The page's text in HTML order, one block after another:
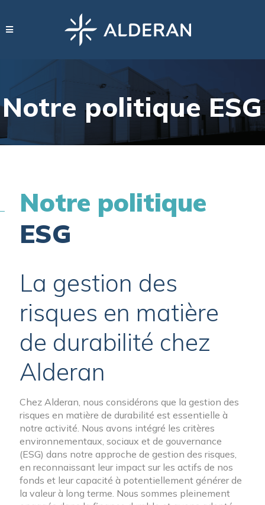
Notre politique ESG
Notre politique
ESG
La gestion des
risques en matière
de durabilité chez
Alderan
Chez Alderan, nous considérons que la gestion des
risques en matière de durabilité est essentielle à
notre activité. Nous avons intégré les critères
environnementaux, sociaux et de gouvernance
(ESG) dans notre approche de gestion des risques,
en reconnaissant leur impact sur les actifs de nos
fonds et leur capacité à potentiellement générer de
la valeur à long terme. Nous sommes pleinement